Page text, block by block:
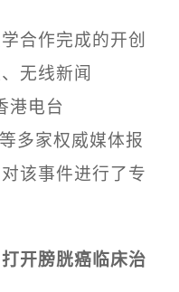
合作完成的开创
无线新闻
港电台
多家权威媒体报
该事件进行了专
开膀胱癌临床治